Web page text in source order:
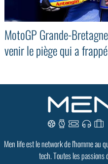
MotoGP Grande-
venir le piège qui a
Men life est le network de l'homme au
tech. Toutes les